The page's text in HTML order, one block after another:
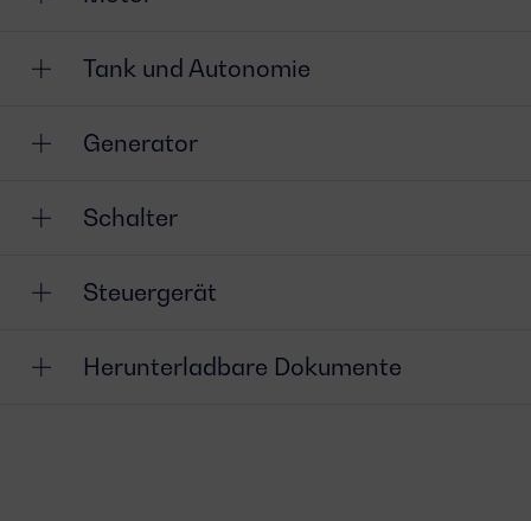
Tank und Autonomie
Generator
Schalter
Steuergerät
Herunterladbare Dokumente